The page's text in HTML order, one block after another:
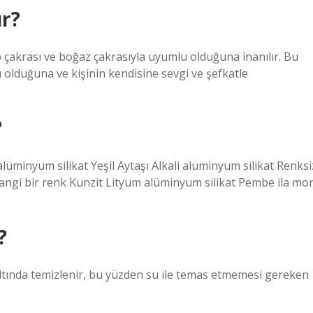
ve boğaz çakrasıyla uyumlu olduğuna inanılır. Bu
olduğuna ve kişinin kendisine sevgi ve şefkatle
silikat Yeşil Aytaşı Alkali alüminyum silikat
bir renk Kunzit Lityum alüminyum silikat Pembe ila mor
temizlenir, bu yüzden su ile temas etmemesi gereken